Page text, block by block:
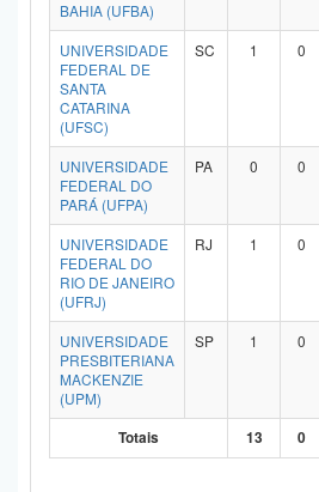
BAHIA (UFBA)
UNIVERSIDADE
FEDERAL DE
SANTA
CATARINA
(UFSC)
SC 1 0
UNIVERSIDADE
FEDERAL DO
PARÁ (UFPA)
PA 0 0
UNIVERSIDADE
FEDERAL DO
RIO DE JANEIRO
(UFRJ)
RJ 1 0
UNIVERSIDADE
PRESBITERIANA
MACKENZIE
(UPM)
SP 1 0
Totais 13 0